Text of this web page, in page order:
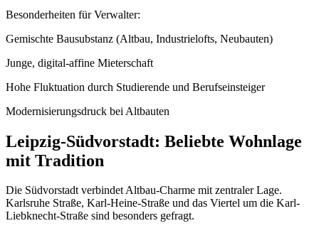
Besonderheiten für Verwalter:
Gemischte Bausubstanz (Altbau, Industrielofts, Neubauten)
Junge, digital-affine Mieterschaft
Hohe Fluktuation durch Studierende und Berufseinsteiger
Modernisierungsdruck bei Altbauten
Leipzig-Südvorstadt: Beliebte Wohnlage
mit Tradition
Die Südvorstadt verbindet Altbau-Charme mit zentraler Lage.
Karlsruhe Straße, Karl-Heine-Straße und das Viertel um die Karl-
Liebknecht-Straße sind besonders gefragt.